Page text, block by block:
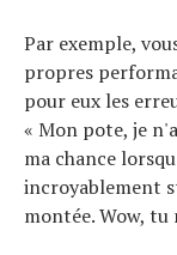
Par exemple,
propres
pour eux les
« Mon pote, je
ma chance
incroyablement
montée. Wow, tu